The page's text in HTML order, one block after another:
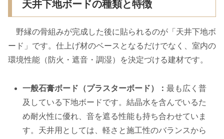
天井下地ボードの種類と特徴
野縁の骨組みが完成した後に貼られるのが「天井下地ボ
ード」です。仕上げ材のベースとなるだけでなく、室内の
環境性能（防火・遮音・調湿）を決定づける建材です。
一般石膏ボード（プラスターボード）：最も広く普
及している下地ボードです。結晶水を含んでいるた
め耐火性に優れ、音を遮る性能も持ち合わせていま
す。天井用としては、軽さと施工性のバランスから